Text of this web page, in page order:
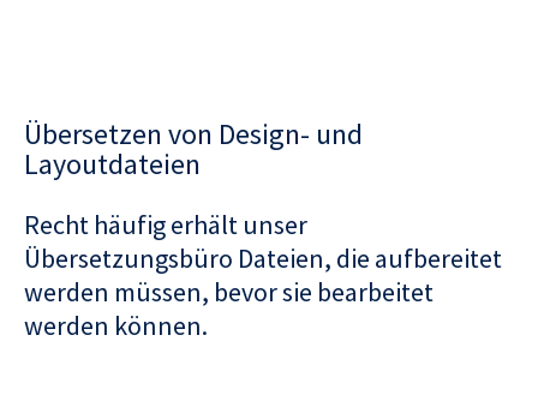
Übersetzen von Design- und
Layoutdateien
Recht häufig erhält unser
Übersetzungsbüro Dateien, die aufbereitet
werden müssen, bevor sie bearbeitet
werden können.